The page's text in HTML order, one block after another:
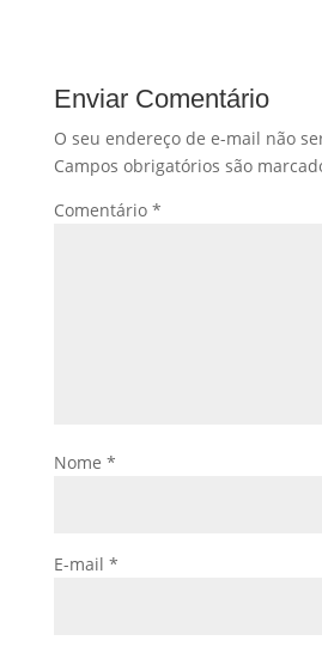
Enviar Comentário
O seu endereço de e-mail não
Campos obrigatórios são
Comentário *
Nome *
E-mail *